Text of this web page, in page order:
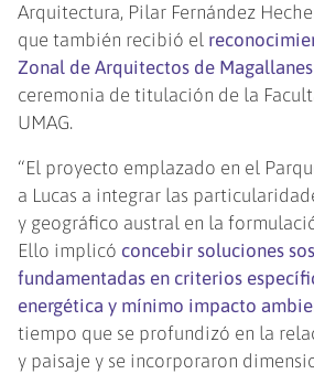
Arquitectura, Pilar Fernández
que también recibió el
Zonal de Arquitectos de Magallanes
ceremonia de titulación de la
UMAG.
“El proyecto emplazado en el
a Lucas a integrar las
y geográfico austral en la
Ello implicó concebir soluciones
fundamentadas en criterios
energética y mínimo impacto
tiempo que se profundizó en la
y paisaje y se incorporaron